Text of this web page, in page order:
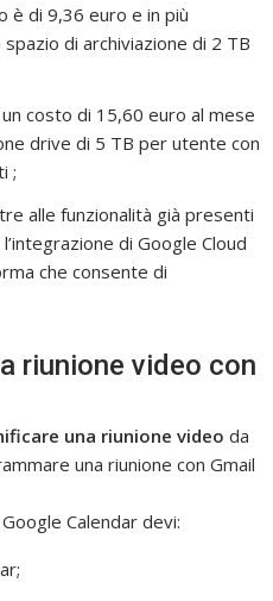
è di 9,36 euro e in più
di archiviazione di 2 TB
un costo di 15,60 euro al mese
drive di 5 TB per utente con
;
alle funzionalità già presenti
di Google Cloud
che consente di
riunione video con
una riunione video da
una riunione con Gmail
Calendar devi: